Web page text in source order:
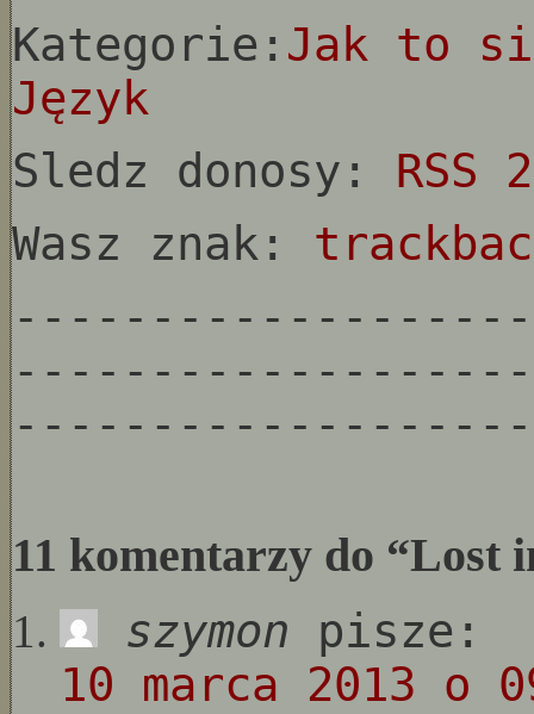
Kategorie: Jak to
Język
Sledz donosy: RSS
Wasz znak:
11 komentarzy do “Lost
szymon
pisze:
10 marca 2013 o